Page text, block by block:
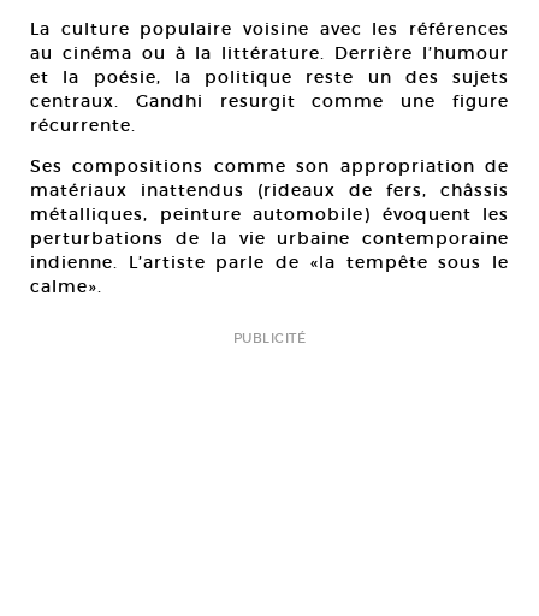
La culture populaire voisine avec les références
au cinéma ou à la littérature. Derrière l’humour
et la poésie, la politique reste un des sujets
centraux. Gandhi resurgit comme une figure
récurrente.
Ses compositions comme son appropriation de
matériaux inattendus (rideaux de fers, châssis
métalliques, peinture automobile) évoquent les
perturbations de la vie urbaine contemporaine
indienne. L’artiste parle de «la tempête sous le
calme».
PUBLICITÉ